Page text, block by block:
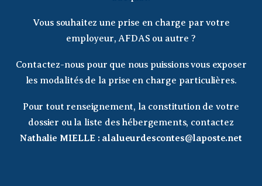
Vous souhaitez une prise en charge par votre
employeur, AFDAS ou autre ?
Contactez-nous pour que nous puissions vous exposer
les modalités de la prise en charge particulières.
Pour tout renseignement, la constitution de votre
dossier ou la liste des hébergements, contactez
Nathalie MIELLE : alalueurdescontes@laposte.net